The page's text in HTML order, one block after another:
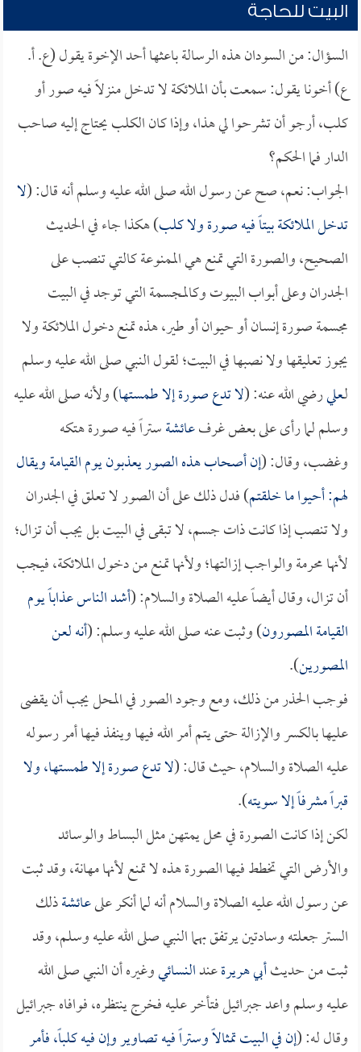
البيت للحاجة
السؤال: من السودان هذه الرسالة باعثها أحد الإخوة يقول (ع. أ.
ع) أخونا يقول: سمعت بأن الملائكة لا تدخل منزلاً فيه صور أو
كلب، أرجو أن تشرحوا لي هذا، وإذا كان الكلب يحتاج إليه صاحب
الدار فما الحكم؟
الجواب: نعم، صح عن رسول الله صلى الله عليه وسلم أنه قال: (لا
تدخل الملائكة بيتاً فيه صورة ولا كلب) هكذا جاء في الحديث
الصحيح، والصورة التي تمنع هي الممنوعة كالتي تنصب على
الجدران وعلى أبواب البيوت وكالمجسمة التي توجد في البيت
مجسمة صورة إنسان أو حيوان أو طير، هذه تمنع دخول الملائكة ولا
يجوز تعليقها ولا نصبها في البيت؛ لقول النبي صلى الله عليه وسلم
لـعليرضي الله عنه: (لا تدع صورة إلا طمستها) ولأنه صلى الله عليه
وسلم لما رأى على بعض غرفعائشةستراً فيه صورة هتكه
وغضب، وقال: (إن أصحاب هذه الصور يعذبون يوم القيامة ويقال
لهم: أحيوا ما خلقتم) فدل ذلك على أن الصور لا تعلق في الجدران
ولا تنصب إذا كانت ذات جسم، لا تبقى في البيت بل يجب أن تزال؛
لأنها محرمة والواجب إزالتها؛ ولأنها تمنع من دخول الملائكة، فيجب
أن تزال، وقال أيضاً عليه الصلاة والسلام: (أشد الناس عذاباً يوم
القيامة المصورون) وثبت عنه صلى الله عليه وسلم: (أنه لعن
المصورين).
فوجب الحذر من ذلك، ومع وجود الصور في المحل يجب أن يقضى
عليها بالكسر والإزالة حتى يتم أمر الله فيها وينفذ فيها أمر رسوله
عليه الصلاة والسلام، حيث قال: (لا تدع صورة إلا طمستها، ولا
قبراً مشرفاً إلا سويته).
لكن إذا كانت الصورة في محل يمتهن مثل البساط والوسائد
والأرض التي تخطط فيها الصورة هذه لا تمنع لأنها مهانة، وقد ثبت
عن رسول الله عليه الصلاة والسلام أنه لما أنكر علىعائشةذلك
الستر جعلته وسادتين يرتفق بهما النبي صلى الله عليه وسلم، وقد
ثبت من حديثأبي هريرةعندالنسائيوغيره أن النبي صلى الله
عليه وسلم واعد جبرائيل فتأخر عليه فخرج ينتظره، فوافاه جبرائيل
وقال له: (إن في البيت تمثالاً وستراً فيه تصاوير وإن فيه كلباً، فأمر